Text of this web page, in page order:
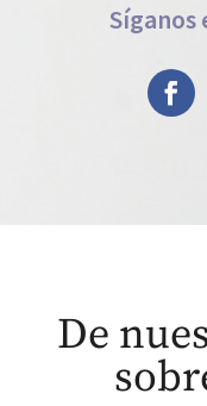
Síganos
De